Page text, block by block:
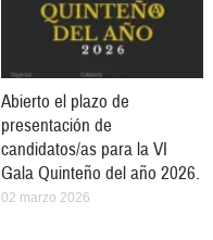
Abierto el plazo de
presentación de
candidatos/as para la VI
Gala Quinteño del año 2026.
02 marzo 2026